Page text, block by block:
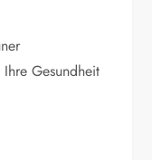
Gesundheit